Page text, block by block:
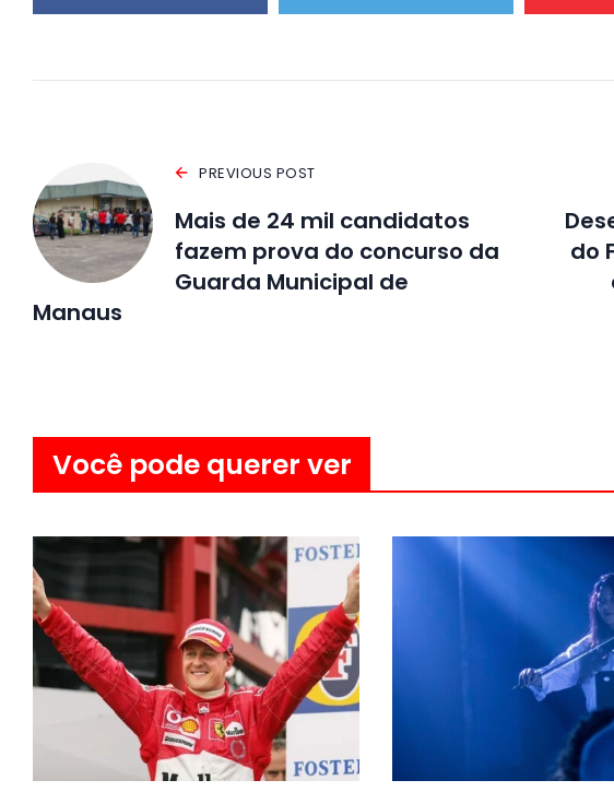
PREVIOUS POST
Mais de 24 mil candidatos
fazem prova do concurso da
Guarda Municipal de
Manaus
do
Você pode querer ver